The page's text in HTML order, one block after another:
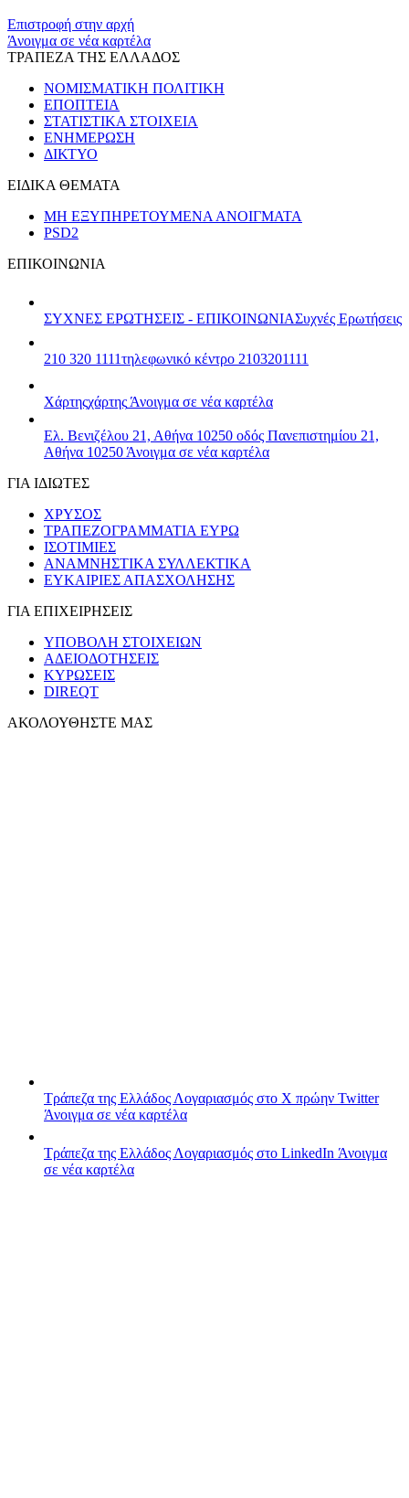
Επιστροφή στην αρχή
Άνοιγμα σε νέα καρτέλα
ΤΡΑΠΕΖΑ ΤΗΣ ΕΛΛΑΔΟΣ
ΝΟΜΙΣΜΑΤΙΚΗ ΠΟΛΙΤΙΚΗ
ΕΠΟΠΤΕΙΑ
ΣΤΑΤΙΣΤΙΚΑ ΣΤΟΙΧΕΙΑ
ΕΝΗΜΕΡΩΣΗ
ΔΙΚΤΥΟ
ΕΙΔΙΚΑ ΘΕΜΑΤΑ
ΜΗ ΕΞΥΠΗΡΕΤΟΥΜΕΝΑ ΑΝΟΙΓΜΑΤΑ
PSD2
ΕΠΙΚΟΙΝΩΝΙΑ
ΣΥΧΝΕΣ ΕΡΩΤΗΣΕΙΣ - ΕΠΙΚΟΙΝΩΝΙΑΣυχνές Ερωτήσεις
210 320 1111τηλεφωνικό κέντρο 2103201111
Χάρτηςχάρτης Άνοιγμα σε νέα καρτέλα
Ελ. Βενιζέλου 21, Αθήνα 10250 οδός Πανεπιστημίου 21,
Αθήνα 10250 Άνοιγμα σε νέα καρτέλα
ΓΙΑ ΙΔΙΩΤΕΣ
ΧΡΥΣΟΣ
ΤΡΑΠΕΖΟΓΡΑΜΜΑΤΙΑ ΕΥΡΩ
ΙΣΟΤΙΜΙΕΣ
ΑΝΑΜΝΗΣΤΙΚΑ ΣΥΛΛΕΚΤΙΚΑ
ΕΥΚΑΙΡΙΕΣ ΑΠΑΣΧΟΛΗΣΗΣ
ΓΙΑ ΕΠΙΧΕΙΡΗΣΕΙΣ
ΥΠΟΒΟΛΗ ΣΤΟΙΧΕΙΩΝ
ΑΔΕΙΟΔΟΤΗΣΕΙΣ
ΚΥΡΩΣΕΙΣ
DIREQT
ΑΚΟΛΟΥΘΗΣΤΕ ΜΑΣ
Τράπεζα της Ελλάδος Λογαριασμός στο X πρώην Twitter
Άνοιγμα σε νέα καρτέλα
Τράπεζα της Ελλάδος Λογαριασμός στο LinkedIn Άνοιγμα
σε νέα καρτέλα